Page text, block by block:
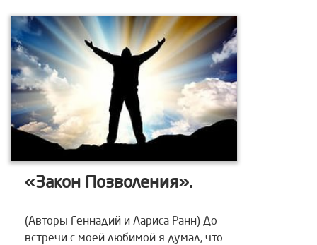
«Закон Позволения».
(Авторы Геннадий и Лариса Ранн) До
встречи с моей любимой я думал, что